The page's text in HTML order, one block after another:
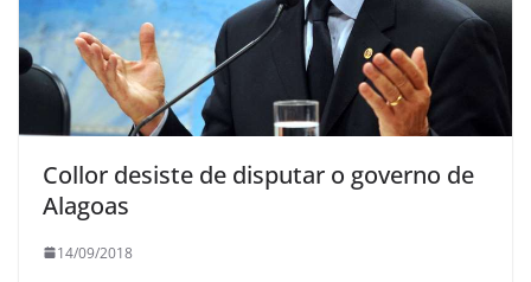
Collor desiste de disputar o governo de
Alagoas
14/09/2018